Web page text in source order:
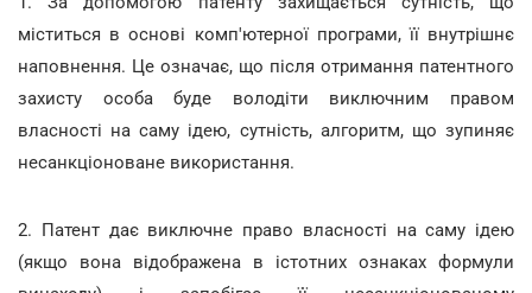
міститься в основі комп'ютерної програми, її внутрішнє
наповнення. Це означає, що після отримання патентного
захисту особа буде володіти виключним правом
власності на саму ідею, сутність, алгоритм, що зупиняє
несанкціоноване використання.
2. Патент дає виключне право власності на саму ідею
(якщо вона відображена в істотних ознаках формули